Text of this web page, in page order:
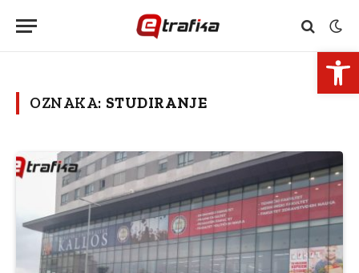
OZNAKA: STUDIRANJE